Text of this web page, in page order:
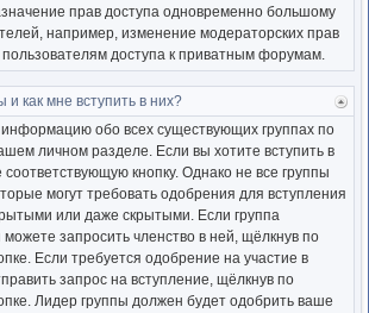
прав доступа одновременно большому
например, изменение модераторских прав
доступа к приватным форумам.
и как мне вступить в них?
обо всех существующих группах по
личном разделе. Если вы хотите вступить в
кнопку. Однако не все группы
могут требовать одобрения для вступления
или даже скрытыми. Если группа
запросить членство в ней, щёлкнув по
Если требуется одобрение на участие в
запрос на вступление, щёлкнув по
Лидер группы должен будет одобрить ваше